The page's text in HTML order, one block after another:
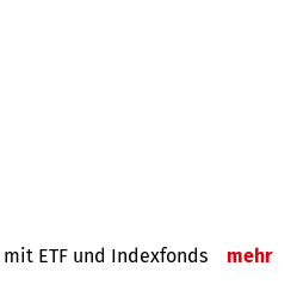
ETF und Indexfonds mehr